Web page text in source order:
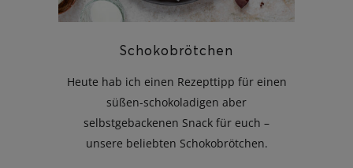
Schokobrötchen
Heute hab ich einen Rezepttipp für einen
süßen-schokoladigen aber
selbstgebackenen Snack für euch –
unsere beliebten Schokobrötchen.